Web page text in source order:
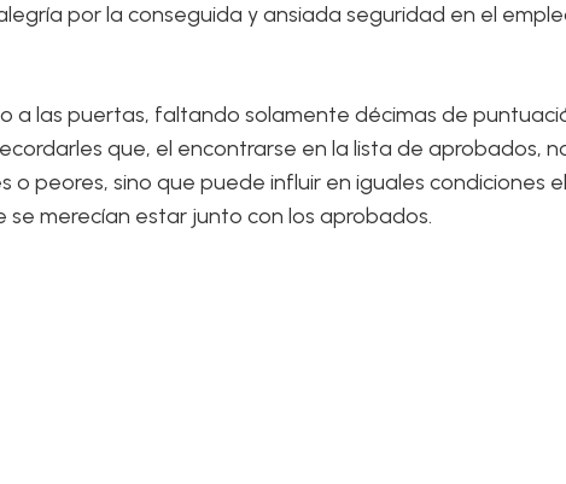
por la conseguida y ansiada seguridad en el
a las puertas, faltando solamente décimas de
que, el encontrarse en la lista de aprobados,
peores, sino que puede influir en iguales condiciones
merecían estar junto con los aprobados.